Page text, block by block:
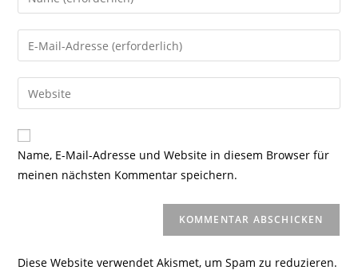
deinen
Namen
oder
zum
Kommentieren
ein
Gib
deine
E-
Mail-
zum
Kommentieren
ein
Gib
deine
Website-
URL
Name, E-Mail-Adresse und Website in diesem Browser für
meinen nächsten Kommentar speichern.
Diese Website verwendet Akismet, um Spam zu reduzieren.